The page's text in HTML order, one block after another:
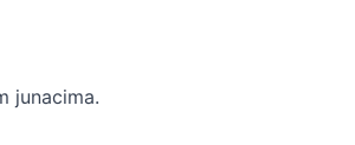
junacima.